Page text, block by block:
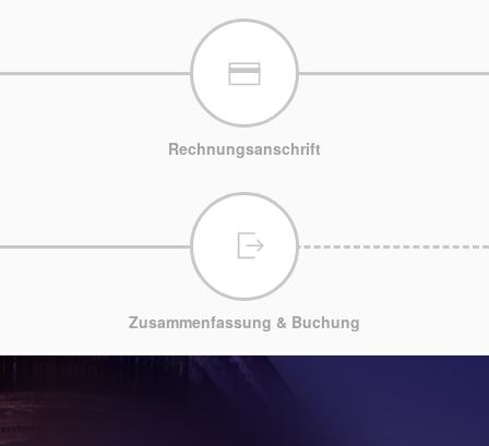
Rechnungsanschrift
Zusammenfassung & Buchung